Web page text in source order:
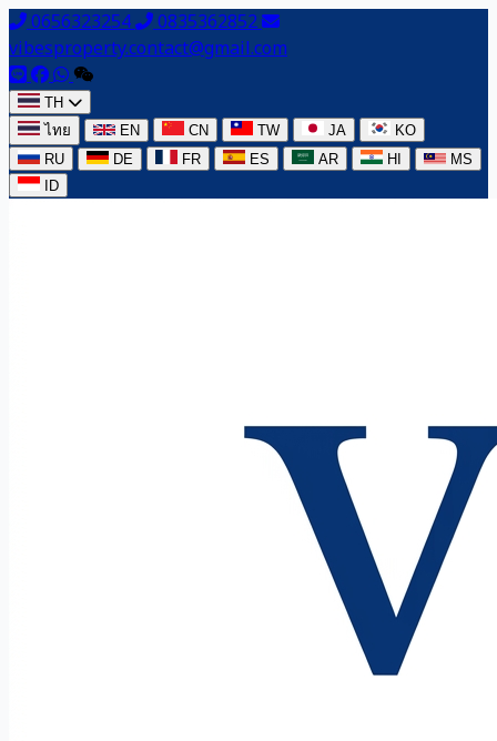
0656323254
0835362852
vibesproperty.contact@gmail.com
TH
ไทย
EN CN TW JA
KO
RU
DE FR ES AR HI
MS
ID